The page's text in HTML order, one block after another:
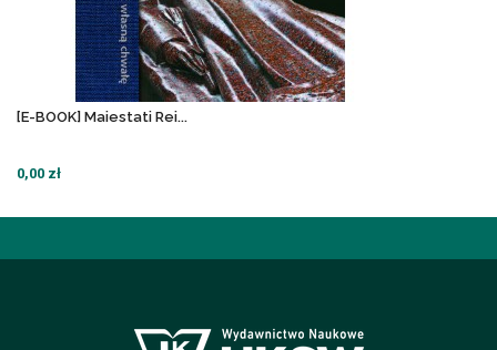
[E-BOOK] Maiestati Rei...
0,00 zł